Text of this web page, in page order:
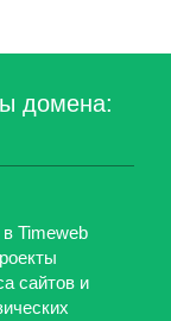
домена:
Timeweb
сайтов и